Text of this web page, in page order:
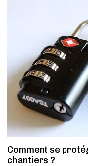
Comment se
chantiers ?